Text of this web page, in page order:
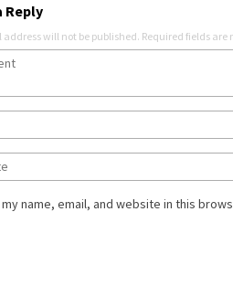
Reply
address will not be published. Required fields are
name, email, and website in this